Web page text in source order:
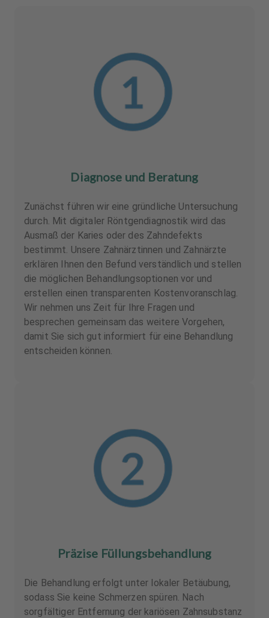
Diagnose und Beratung
Zunächst führen wir eine gründliche Untersuchung
durch. Mit digitaler Röntgendiagnostik wird das
Ausmaß der Karies oder des Zahndefekts
bestimmt. Unsere Zahnärztinnen und Zahnärzte
erklären Ihnen den Befund verständlich und stellen
die möglichen Behandlungsoptionen vor und
erstellen einen transparenten Kostenvoranschlag.
Wir nehmen uns Zeit für Ihre Fragen und
besprechen gemeinsam das weitere Vorgehen,
damit Sie sich gut informiert für eine Behandlung
entscheiden können.
Präzise Füllungsbehandlung
Die Behandlung erfolgt unter lokaler Betäubung,
sodass Sie keine Schmerzen spüren. Nach
sorgfältiger Entfernung der kariösen Zahnsubstanz